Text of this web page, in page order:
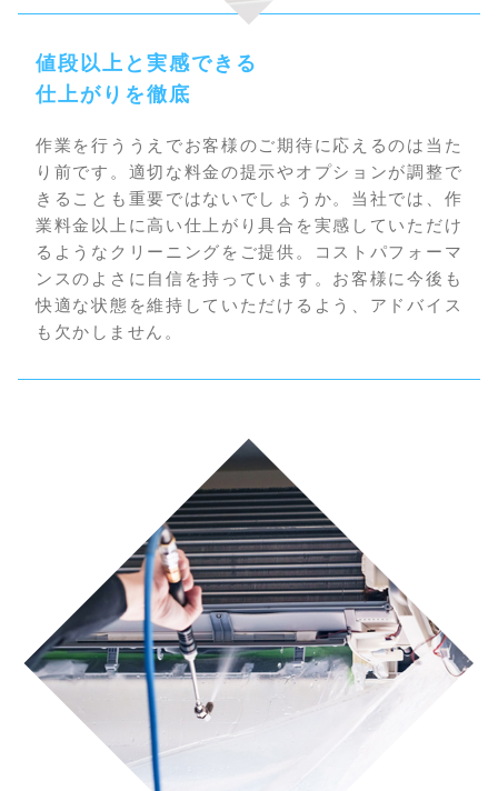
値段以上と実感できる
仕上がりを徹底
作業を行ううえでお客様のご期待に応えるのは当た
り前です。適切な料金の提示やオプションが調整で
きることも重要ではないでしょうか。当社では、作
業料金以上に高い仕上がり具合を実感していただけ
るようなクリーニングをご提供。コストパフォーマ
ンスのよさに自信を持っています。お客様に今後も
快適な状態を維持していただけるよう、アドバイス
も欠かしません。